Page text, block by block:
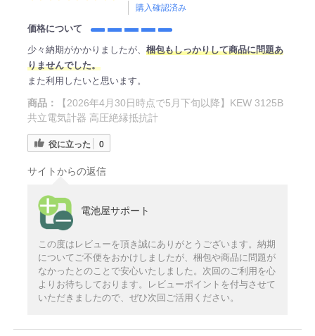
購入確認済み
価格について
少々納期がかかりましたが、 梱包もしっかりして商品に問題あ
りませんでした。
また利用したいと思います。
商品：
【2026年4月30日時点で5月下旬以降】KEW 3125B
共立電気計器 高圧絶縁抵抗計
役に立った 0
サイトからの返信
電池屋サポート
この度はレビューを頂き誠にありがとうございます。納期
についてご不便をおかけしましたが、梱包や商品に問題が
なかったとのことで安心いたしました。次回のご利用を心
よりお待ちしております。レビューポイントを付与させて
いただきましたので、ぜひ次回ご活用ください。